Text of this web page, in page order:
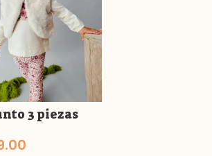
3 piezas